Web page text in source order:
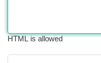
HTML is allowed